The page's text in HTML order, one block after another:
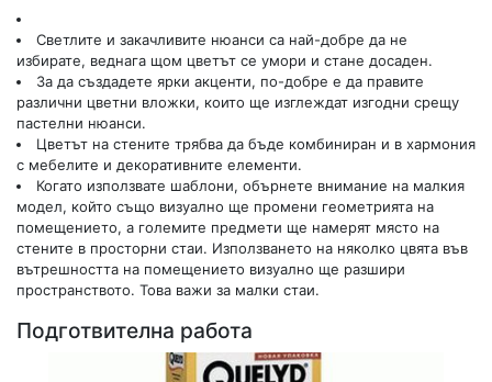
Светлите и закачливите нюанси са най-добре да не
избирате, веднага щом цветът се умори и стане досаден.
За да създадете ярки акценти, по-добре е да правите
различни цветни вложки, които ще изглеждат изгодни срещу
пастелни нюанси.
Цветът на стените трябва да бъде комбиниран и в хармония
с мебелите и декоративните елементи.
Когато използвате шаблони, обърнете внимание на малкия
модел, който също визуално ще промени геометрията на
помещението, а големите предмети ще намерят място на
стените в просторни стаи. Използването на няколко цвята във
вътрешността на помещението визуално ще разшири
пространството. Това важи за малки стаи.
Подготвителна работа